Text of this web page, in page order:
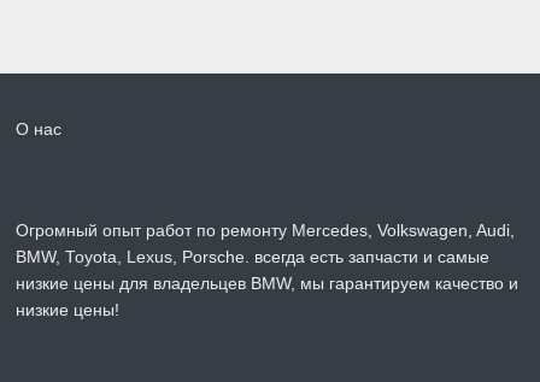
О нас
Огромный опыт работ по ремонту Mercedes, Volkswagen, Audi,
BMW, Toyota, Lexus, Porsche. всегда есть запчасти и самые
низкие цены для владельцев BMW, мы гарантируем качество и
низкие цены!